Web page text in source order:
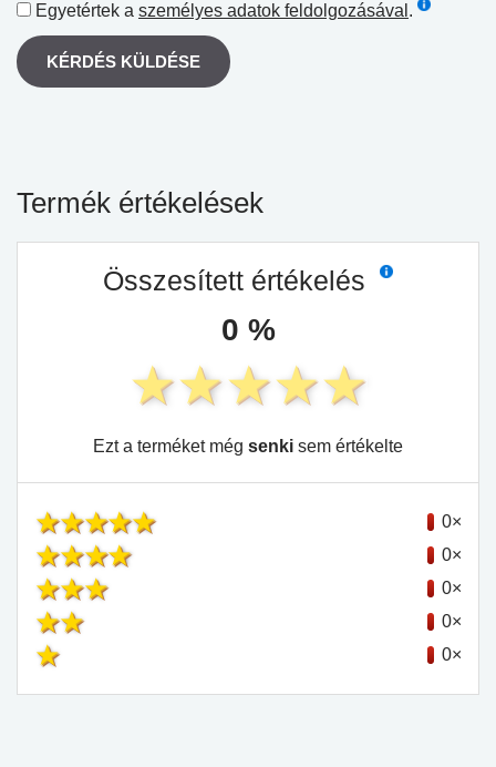
Egyetértek a személyes adatok feldolgozásával .
KÉRDÉS KÜLDÉSE
Termék értékelések
Összesített értékelés
0 %
Ezt a terméket még senki sem értékelte
0×
0×
0×
0×
0×